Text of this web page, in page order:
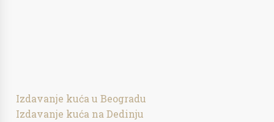
Izdavanje kuća u Beogradu
Izdavanje kuća na Dedinju